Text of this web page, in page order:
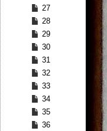
27
28
29
30
31
32
33
34
35
36